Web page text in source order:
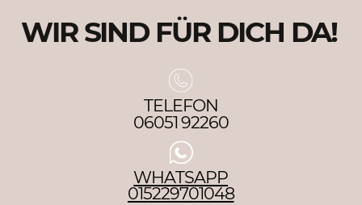
WIR SIND FÜR DICH DA!
TELEFON
06051 92260
WHATSAPP
015229701048